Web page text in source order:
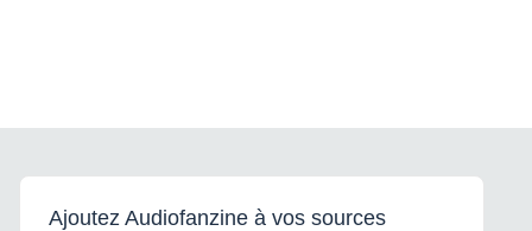
Ajoutez Audiofanzine à vos sources